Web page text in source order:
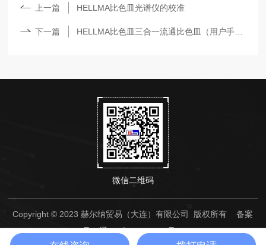
上一篇 HELLMA比色皿光谱仪的校准
下一篇
微信二维码
Copyright © 2023 赫尔纳贸易（大连）有限公司 版权所有备案
号：辽ICP备14000236号-1